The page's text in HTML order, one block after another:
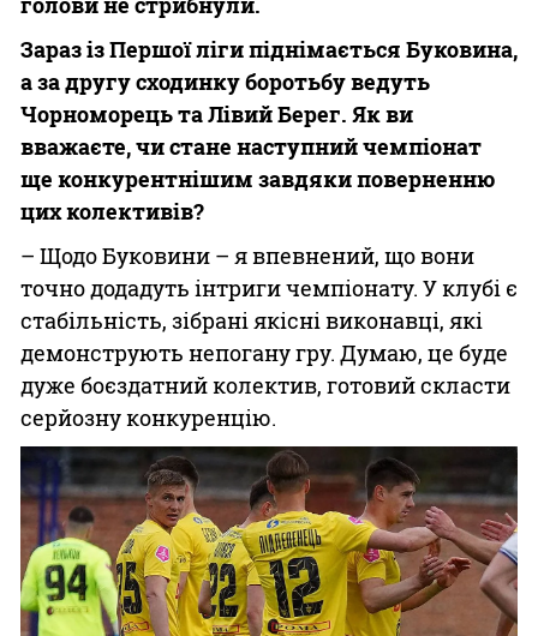
Зараз із Першої ліги піднімається Буковина,
а за другу сходинку боротьбу ведуть
Чорноморець та Лівий Берег. Як ви
вважаєте, чи стане наступний чемпіонат
ще конкурентнішим завдяки поверненню
цих колективів?
– Щодо Буковини – я впевнений, що вони
точно додадуть інтриги чемпіонату. У клубі є
стабільність, зібрані якісні виконавці, які
демонструють непогану гру. Думаю, це буде
дуже боєздатний колектив, готовий скласти
серйозну конкуренцію.